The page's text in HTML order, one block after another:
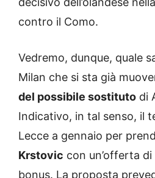
contro il Como.
Vedremo, dunque, quale
Milan che si sta già
del possibile sostituto di
Indicativo, in tal senso, il
Lecce a gennaio per
Krstovic con un’offerta
bonus. La proposta